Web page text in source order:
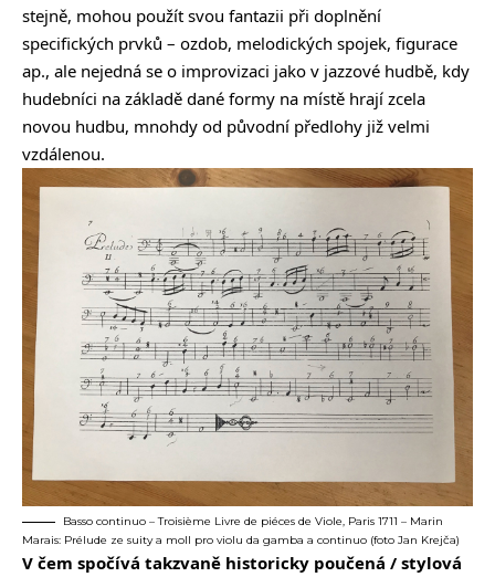
stejně, mohou použít svou fantazii při doplnění
specifických prvků – ozdob, melodických spojek, figurace
ap., ale nejedná se o improvizaci jako v jazzové hudbě, kdy
hudebníci na základě dané formy na místě hrají zcela
novou hudbu, mnohdy od původní předlohy již velmi
vzdálenou.
Basso continuo – Troisième Livre de piéces de Viole, Paris 1711 – Marin
Marais: Prélude ze suity a moll pro violu da gamba a continuo (foto Jan Krejča)
V čem spočívá takzvaně historicky poučená / stylová